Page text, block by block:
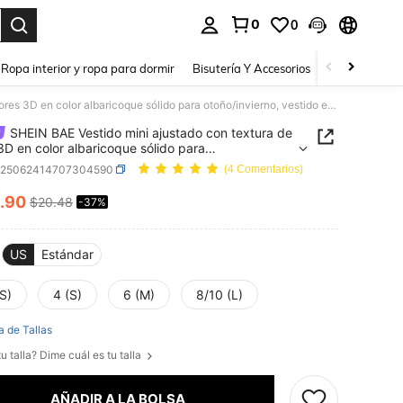
0 0
Ropa interior y ropa para dormir Bisutería Y Accesorios Zapatos
SHEIN BAE Vestido mini ajustado con textura de flores 3D en color albaricoque sólido para otoño/invierno, vestido elegante, vestido de cumpleaños, vestido de cita, vestido de dama de honor, vestido de fiesta de cumpleaños, vestido de invitada de boda
SHEIN BAE Vestido mini ajustado con textura de
en color albaricoque sólido para
vestido elegante, vestido de
vestido de cita, vestido de dama de honor,
de fiesta de cumpleaños, vestido de invitada de
(4 Comentarios)
AND AVAILABILITY
.90 $20.48 -37%
US Estándar
4 (S) 6 (M) 8/10 (L)
de Tallas
talla? Dime cuál es tu talla
AÑADIR A LA BOLSA